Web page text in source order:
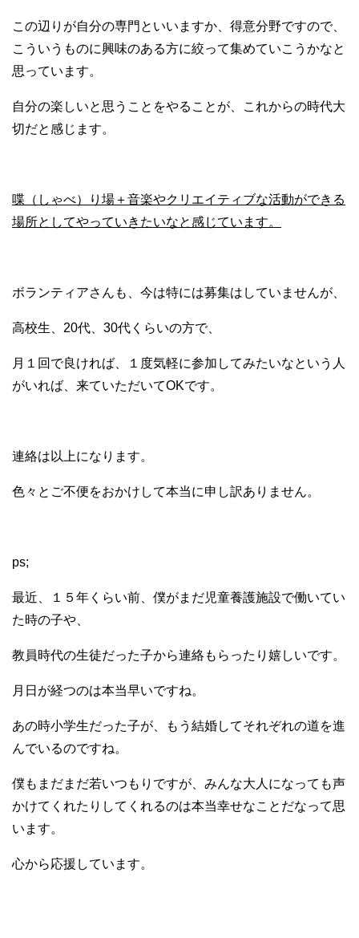
この辺りが自分の専門といいますか、得意分野ですので、
こういうものに興味のある方に絞って集めていこうかなと
思っています。
自分の楽しいと思うことをやることが、これからの時代大
切だと感じます。
喋（しゃべ）り場＋音楽やクリエイティブな活動ができる
場所としてやっていきたいなと感じています。
ボランティアさんも、今は特には募集はしていませんが、
高校生、20代、30代くらいの方で、
月１回で良ければ、１度気軽に参加してみたいなという人
がいれば、来ていただいてOKです。
連絡は以上になります。
色々とご不便をおかけして本当に申し訳ありません。
ps;
最近、１５年くらい前、僕がまだ児童養護施設で働いてい
た時の子や、
教員時代の生徒だった子から連絡もらったり嬉しいです。
月日が経つのは本当早いですね。
あの時小学生だった子が、もう結婚してそれぞれの道を進
んでいるのですね。
僕もまだまだ若いつもりですが、みんな大人になっても声
かけてくれたりしてくれるのは本当幸せなことだなって思
います。
心から応援しています。